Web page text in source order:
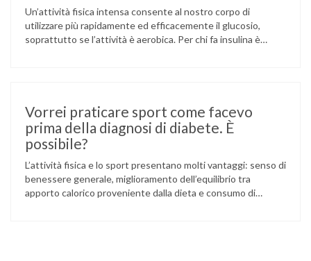
Un’attività fisica intensa consente al nostro corpo di
utilizzare più rapidamente ed efficacemente il glucosio,
soprattutto se l’attività è aerobica. Per chi fa insulina è
Vorrei praticare sport come facevo
prima della diagnosi di diabete. È
possibile?
L’attività fisica e lo sport presentano molti vantaggi: senso di
benessere generale, miglioramento dell’equilibrio tra
apporto calorico proveniente dalla dieta e consumo di